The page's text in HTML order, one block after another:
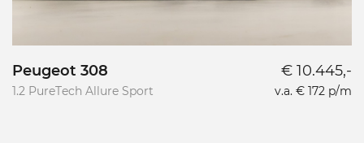
Peugeot 308
1.2 PureTech Allure Sport
€ 10.445,-
v.a. € 172 p/m